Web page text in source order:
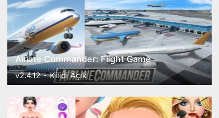
Airline Commander: Flight Game
v2.4.12 Kilidi Açık